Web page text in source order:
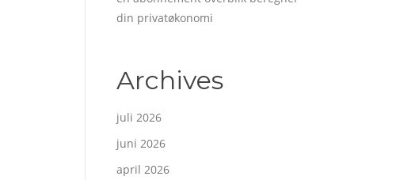
din privatøkonomi
Archives
juli 2026
juni 2026
april 2026